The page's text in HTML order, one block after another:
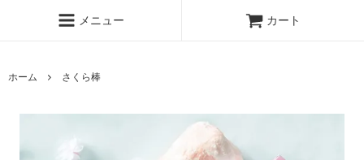
メニュー カート
ホーム さくら棒